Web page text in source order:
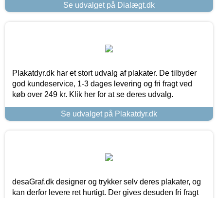
Se udvalget på Dialægt.dk
Plakatdyr.dk har et stort udvalg af plakater. De tilbyder
god kundeservice, 1-3 dages levering og fri fragt ved
køb over 249 kr. Klik her for at se deres udvalg.
Se udvalget på Plakatdyr.dk
desaGraf.dk designer og trykker selv deres plakater, og
kan derfor levere ret hurtigt. Der gives desuden fri fragt